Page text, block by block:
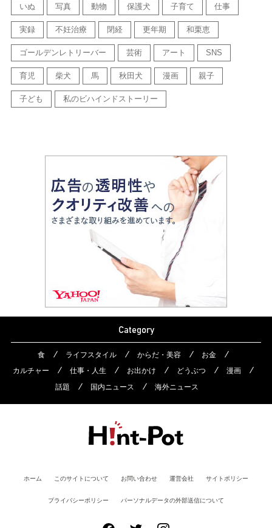
いぬ 写真 動物 保護犬 子育て 仕事
実録 不妊治療 閉経 更年期 和栗恵
ゴールデンレトリーバー 芸術 アート SNS
育児 柴犬 馬 秋田犬 漫画 親子
子ども 私のビハインドストーリー
Category
食 ライフスタイル からだ・美容
お金
カルチャー
仕事・人生 お出かけ どうぶつ
漫画
話題
国内ニュース 海外ニュース
ホーム このサイトについて お問い合わせ 運営会社 サイトポリシー
プライバシーポリシー パーソナルデータの外部送信について